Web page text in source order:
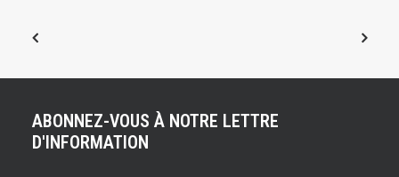
ABONNEZ-VOUS À NOTRE LETTRE
D'INFORMATION